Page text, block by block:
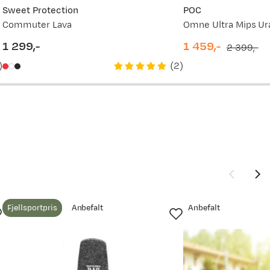
man
)
Sweet Protection
Commuter Lava
1 299,-
(2)
POC
Omne Ultra Mips
1 459,- 2 399,-
Fjellsportpris Anbefalt Anbefalt